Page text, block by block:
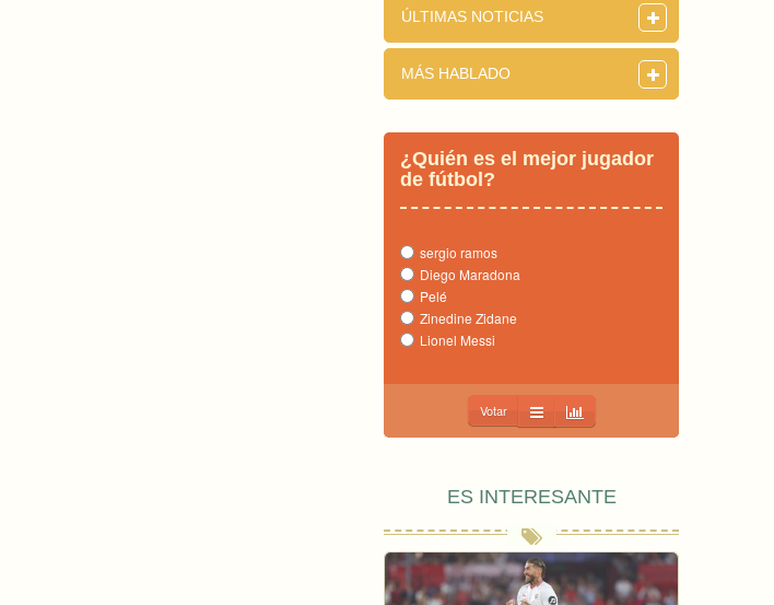
ÚLTIMAS NOTICIAS
MÁS HABLADO
¿Quién es el mejor jugador
de fútbol?
sergio ramos
Diego Maradona
Pelé
Zinedine Zidane
Lionel Messi
Votar
ES INTERESANTE